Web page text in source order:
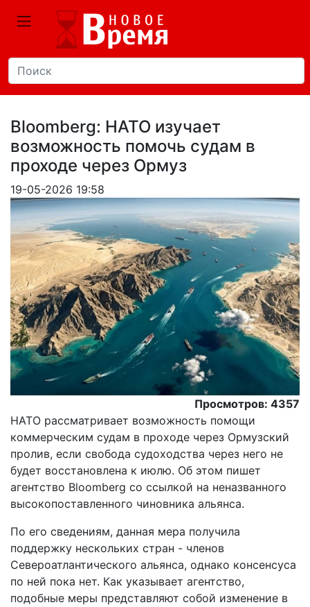
Bloomberg: НАТО изучает
возможность помочь судам в
проходе через Ормуз
19-05-2026 19:58
Просмотров: 4357
НАТО рассматривает возможность помощи
коммерческим судам в проходе через Ормузский
пролив, если свобода судоходства через него не
будет восстановлена к июлю. Об этом пишет
агентство Bloomberg со ссылкой на неназванного
высокопоставленного чиновника альянса.
По его сведениям, данная мера получила
поддержку нескольких стран - членов
Североатлантического альянса, однако консенсуса
по ней пока нет. Как указывает агентство,
подобные меры представляют собой изменение в